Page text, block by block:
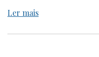
Ler mais